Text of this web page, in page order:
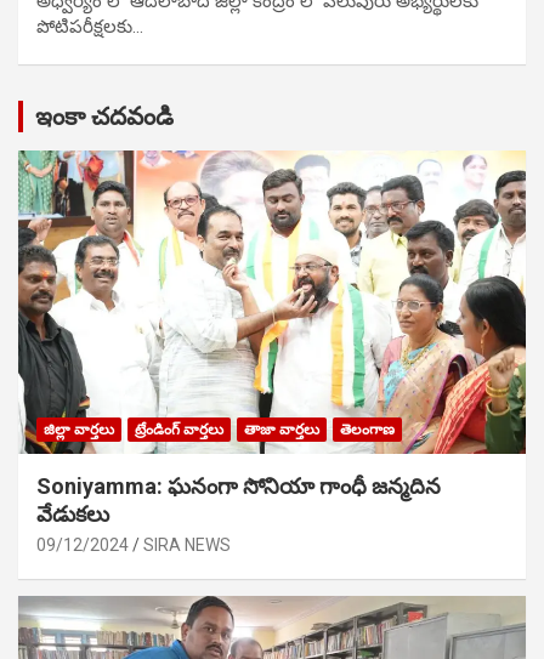
పోటిప‌రీక్ష‌ల‌కు…
ఇంకా చదవండి
జిల్లా వార్తలు ట్రేండింగ్ వార్తలు తాజా వార్తలు తెలంగాణ
Soniyamma: ఘ‌నంగా సోనియా గాంధీ జ‌న్మ‌దిన
వేడుక‌లు
09/12/2024 SIRA NEWS